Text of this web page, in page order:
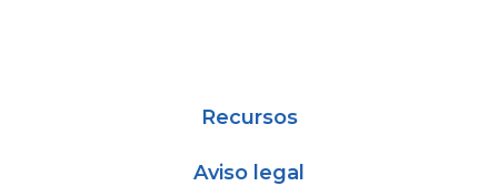
Recursos
Aviso legal